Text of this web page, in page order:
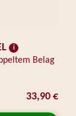
Belag
33,90 €